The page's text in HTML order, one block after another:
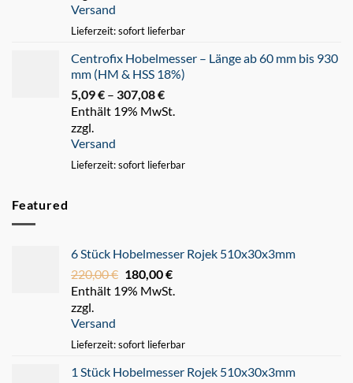
Versand
Lieferzeit: sofort lieferbar
Centrofix Hobelmesser – Länge ab 60 mm bis 930
mm (HM & HSS 18%)
5,09€ – 307,08€
5,09 €
Enthält 19% MwSt.
zzgl.
Versand
Lieferzeit: sofort lieferbar
Featured
6 Stück Hobelmesser Rojek 510x30x3mm
220,00€ Ursprünglicher
Preis
180,00€Aktueller
Preis
Enthält 19% MwSt.
zzgl.
Versand
Lieferzeit: sofort lieferbar
1 Stück Hobelmesser Rojek 510x30x3mm